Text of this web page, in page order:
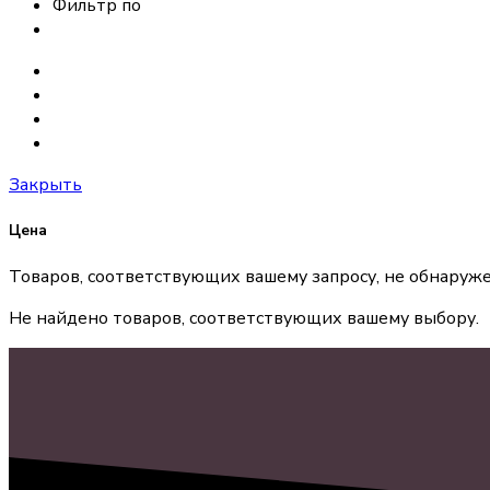
Фильтр по
Закрыть
Цена
Товаров, соответствующих вашему запросу, не
Не найдено товаров, соответствующих вашему выбору.